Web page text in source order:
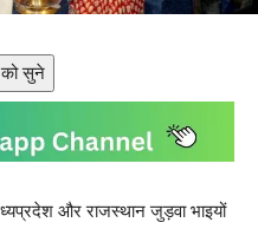
सुने
और राजस्थान जुड़वा भाइयों